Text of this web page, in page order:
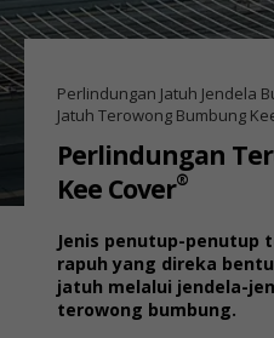
Perlindungan Jatuh Jendela
Jatuh Terowong Bumbung
Perlindungan
Kee Cover®
Jenis penutup-penutup
rapuh yang direka
jatuh melalui jendela-
terowong bumbung.